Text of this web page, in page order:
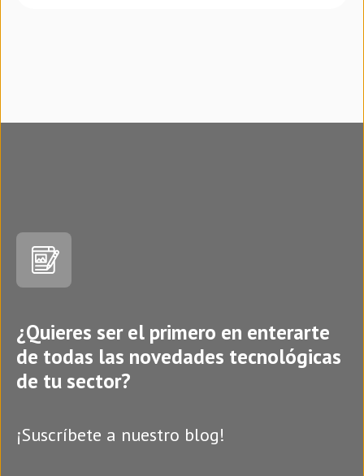
¿Quieres ser el primero en enterarte
de todas las novedades tecnológicas
de tu sector?
¡Suscríbete a nuestro blog!